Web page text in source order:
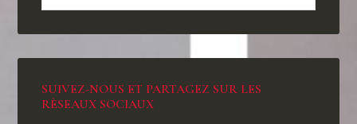
SUIVEZ-NOUS ET PARTAGEZ SUR LES
RÉSEAUX SOCIAUX